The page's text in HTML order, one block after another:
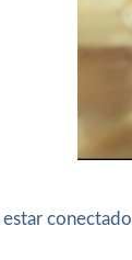
estar conectado